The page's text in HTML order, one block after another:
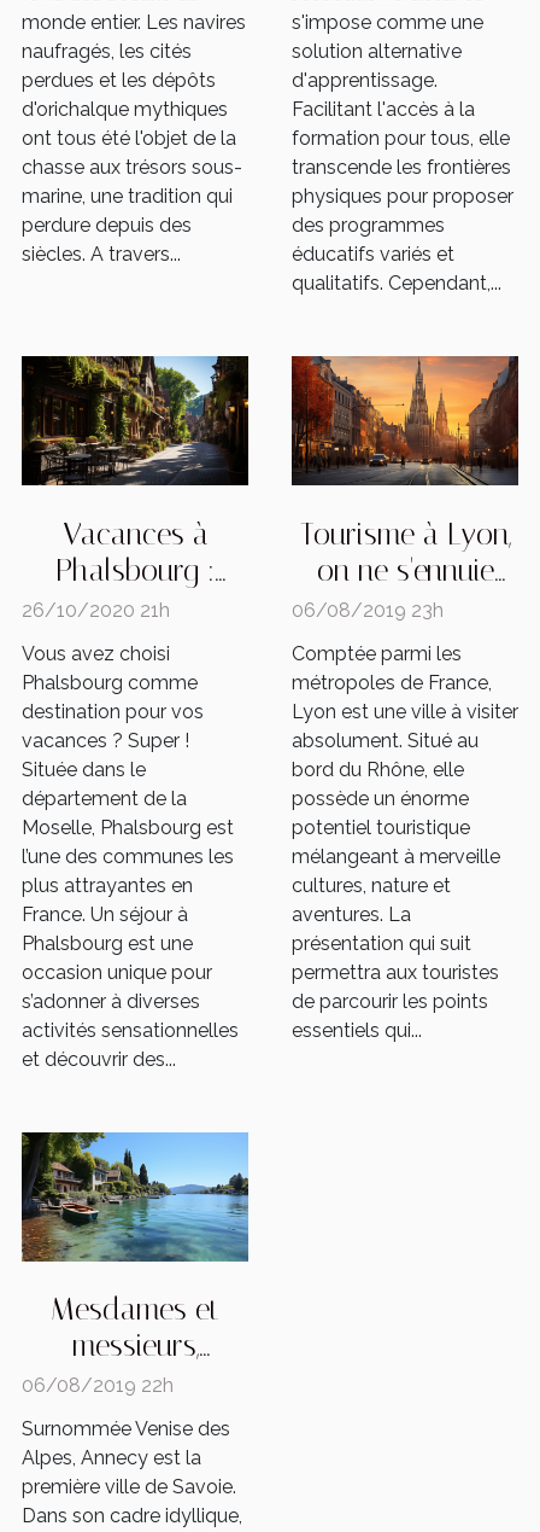
monde entier. Les navires
naufragés, les cités
perdues et les dépôts
d'orichalque mythiques
ont tous été l'objet de la
chasse aux trésors sous-
marine, une tradition qui
perdure depuis des
siècles. A travers...
s'impose comme une
solution alternative
d'apprentissage.
Facilitant l'accès à la
formation pour tous, elle
transcende les frontières
physiques pour proposer
des programmes
éducatifs variés et
qualitatifs. Cependant,...
Vacances à
Phalsbourg :
quels sont les
sites
incontournables ?
26/10/2020 21h
Vous avez choisi
Phalsbourg comme
destination pour vos
vacances ? Super !
Située dans le
département de la
Moselle, Phalsbourg est
l’une des communes les
plus attrayantes en
France. Un séjour à
Phalsbourg est une
occasion unique pour
s’adonner à diverses
activités sensationnelles
et découvrir des...
Tourisme à Lyon,
on ne s'ennuie
jamais !
06/08/2019 23h
Comptée parmi les
métropoles de France,
Lyon est une ville à visiter
absolument. Situé au
bord du Rhône, elle
possède un énorme
potentiel touristique
mélangeant à merveille
cultures, nature et
aventures. La
présentation qui suit
permettra aux touristes
de parcourir les points
essentiels qui...
Mesdames et
messieurs,
bienvenue à
Annecy !
06/08/2019 22h
Surnommée Venise des
Alpes, Annecy est la
première ville de Savoie.
Dans son cadre idyllique,